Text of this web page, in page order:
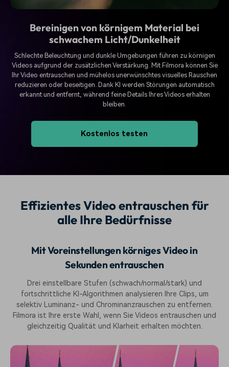
Bereinigen von körnigem Material bei
schwachem Licht/Dunkelheit
Schlechte Beleuchtung und dunkle Umgebungen führen zu körnigen
Videos aufgrund der zusätzlichen Verstärkung. Mit Filmora können Sie
Ihr Video entrauschen und mühelos unerwünschtes visuelles Rauschen
reduzieren oder beseitigen. Dank KI werden Störungen automatisch
erkannt und entfernt, während feine Details Ihres Videos erhalten
bleiben.
Kostenlos testen
Effizientes Video entrauschen für
alle Ihre Bedürfnisse
Mit Voreinstellungen körniges Video in
Sekunden entrauschen
Drei einstellbare Stufen (schwach/normal/stark) und
fortschrittliche KI-Algorithmen analysieren Ihre Clips, um
selektiv Luminanz- und Chrominanzrauschen zu entfernen.
Filmora ist Ihre erste Wahl, wenn Sie Videos entrauschen und
gleichzeitig Qualität und Klarheit erhalten möchten.